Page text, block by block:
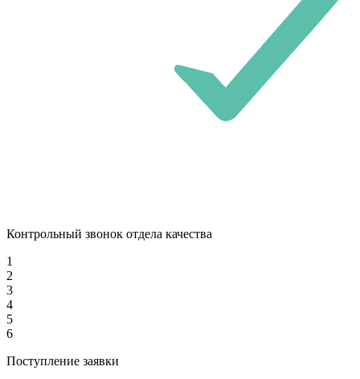
Контрольный звонок отдела качества
1
2
3
4
5
6
Поступление заявки